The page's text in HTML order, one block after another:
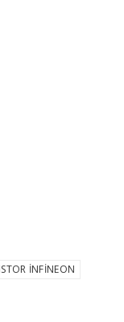
İNFİNEON